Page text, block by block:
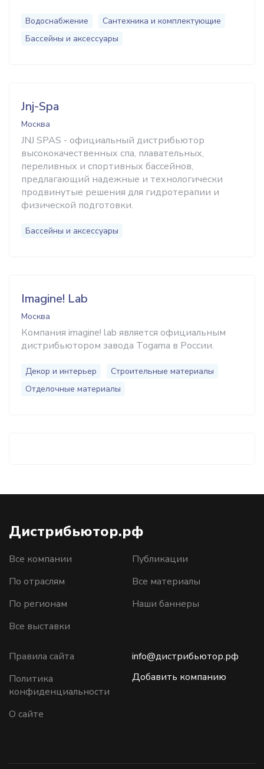
Водоснабжение
Сантехника и комплектующие
Бассейны и аксессуары
Jnj-Spa
Москва
JNJ SPAS - официальный дистрибьютор
высококачественных спа, плавательных,
переливных и спортивных бассейнов,
предлагающий надежные и технологически
продвинутые решения для гидротерапии и
физической подготовки.
Бассейны и аксессуары
Imagine! Lab
Москва
Компания imagine! lab является официальным
дистрибьютором завода Togama в России.
Декор и интерьер
Строительные материалы
Отделочные материалы
Дистрибьютор.рф
Все компании
По отраслям
По регионам
Все выставки
Публикации
Все материалы
Наши баннеры
Правила сайта
Политика
конфиденциальности
О сайте
info@дистрибьютор.рф
Добавить компанию